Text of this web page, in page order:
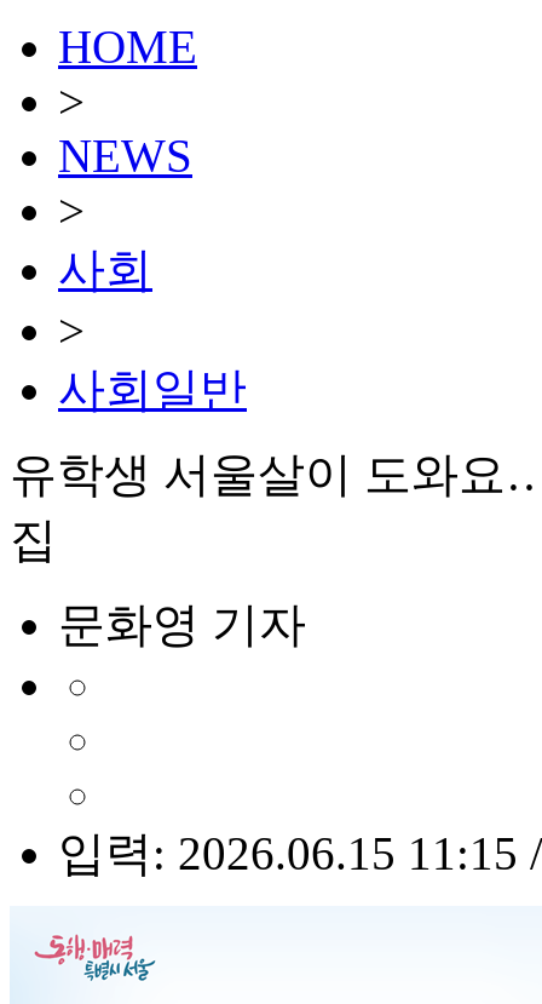
HOME
>
NEWS
>
사회
>
사회일반
유학생 서울살이 도와요
집
문화영 기자
입력: 2026.06.15 11:15